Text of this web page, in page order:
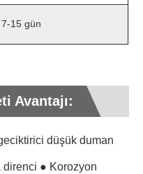
7-15 gün
Avantajı:
düşük duman
direnci ● Korozyon